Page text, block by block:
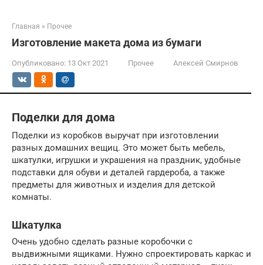
Главная » Прочее
Изготовление макета дома из бумаги
Опубликовано: 13 Окт 2021 Прочее Алексей Смирнов
Поделки для дома
Поделки из коробков выручат при изготовлении
разных домашних вещиц. Это может быть мебель,
шкатулки, игрушки и украшения на праздник, удобные
подставки для обуви и деталей гардероба, а также
предметы для животных и изделия для детской
комнаты.
Шкатулка
Очень удобно сделать разные коробочки с
выдвижными ящиками. Нужно спроектировать каркас и